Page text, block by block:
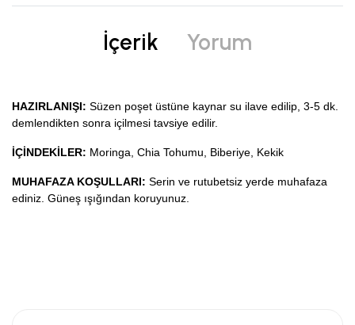
İçerik Yorum
HAZIRLANIŞI: Süzen poşet üstüne kaynar su ilave edilip, 3-5 dk.
demlendikten sonra içilmesi tavsiye edilir.
İÇİNDEKİLER: Moringa, Chia Tohumu, Biberiye, Kekik
MUHAFAZA KOŞULLARI: Serin ve rutubetsiz yerde muhafaza
ediniz. Güneş ışığından koruyunuz.